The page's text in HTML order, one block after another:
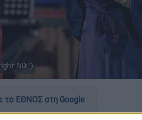
NDP)
το ΕΘΝΟΣ στη Google